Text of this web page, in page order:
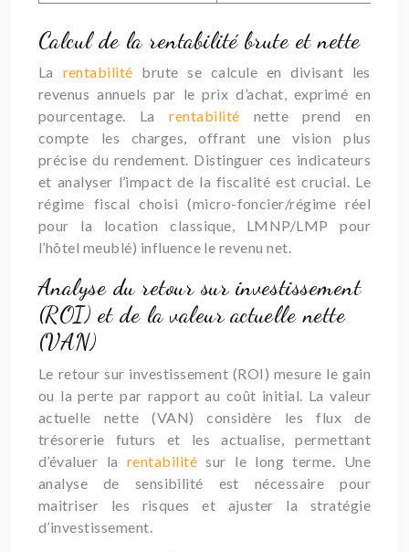
Calcul de la rentabilité brute et nette
La rentabilité brute se calcule en divisant les
revenus annuels par le prix d’achat, exprimé en
pourcentage. Larentabilité nette prend en
compte les charges, offrant une vision plus
précise du rendement. Distinguer ces indicateurs
et analyser l’impact de la fiscalité est crucial. Le
régime fiscal choisi (micro-foncier/régime réel
pour la location classique, LMNP/LMP pour
l’hôtel meublé) influence le revenu net.
Analyse du retour sur investissement
(ROI) et de la valeur actuelle nette
(VAN)
Le retour sur investissement (ROI) mesure le gain
ou la perte par rapport au coût initial. La valeur
actuelle nette (VAN) considère les flux de
trésorerie futurs et les actualise, permettant
d’évaluer la rentabilitésur le long terme. Une
analyse de sensibilité est nécessaire pour
maitriser les risques et ajuster la stratégie
d’investissement.